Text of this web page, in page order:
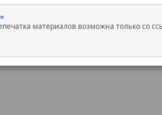
материалов возможна только со